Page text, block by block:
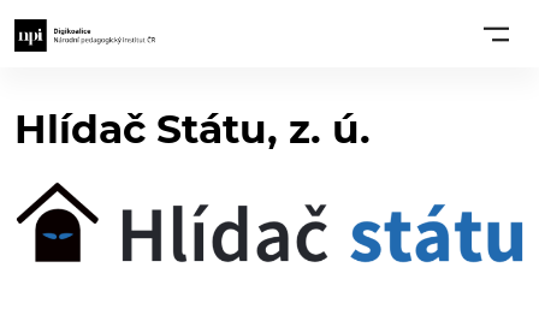
Hlídač Státu, z. ú.